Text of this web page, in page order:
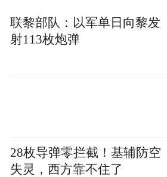
联黎部队：以军单日向黎发
射113枚炮弹
28枚导弹零拦截！基辅防空
失灵，西方靠不住了